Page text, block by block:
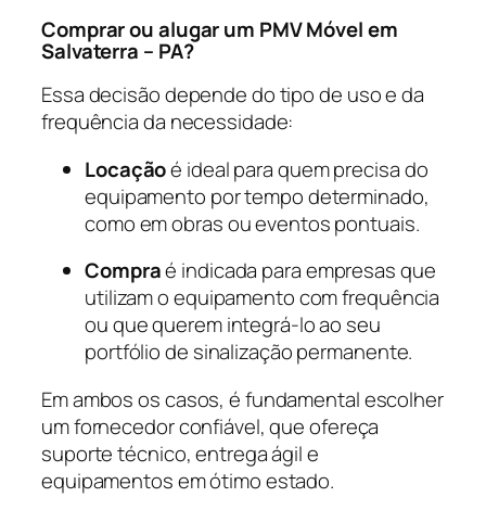
Comprar ou alugar um PMV Móvel em
Salvaterra – PA?
Essa decisão depende do tipo de uso e da
frequência da necessidade:
Locaçãoé ideal para quem precisa do
equipamento por tempo determinado,
como em obras ou eventos pontuais.
Compraé indicada para empresas que
utilizam o equipamento com frequência
ou que querem integrá-lo ao seu
portfólio de sinalização permanente.
Em ambos os casos, é fundamental escolher
um fornecedor confiável, que ofereça
suporte técnico, entrega ágil e
equipamentos em ótimo estado.